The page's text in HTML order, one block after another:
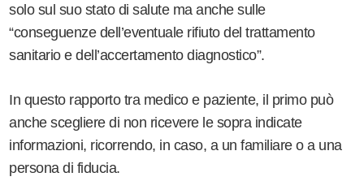
solo sul suo stato di salute ma anche sulle
“conseguenze dell’eventuale rifiuto del trattamento
sanitario e dell’accertamento diagnostico”.
In questo rapporto tra medico e paziente, il primo può
anche scegliere di non ricevere le sopra indicate
informazioni, ricorrendo, in caso, a un familiare o a una
persona di fiducia.